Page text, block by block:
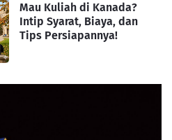
Mau Kuliah di Kanada?
Intip Syarat, Biaya, dan
Tips Persiapannya!